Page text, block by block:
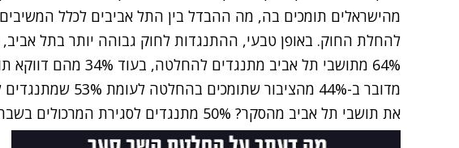
מהישראלים תומכים בה, מה ההבדל בין התל אביבים לכלל
להחלת החוק. באופן טבעי, ההתנגדות לחוק גבוהה יותר בתל
64% מתושבי תל אביב
מדובר ב-44% מהציבור
את תושבי תל אביב מהסקר? 50% מתנגדים לסגירת המרכולים בשבת מול 46% שתומכים בכך.